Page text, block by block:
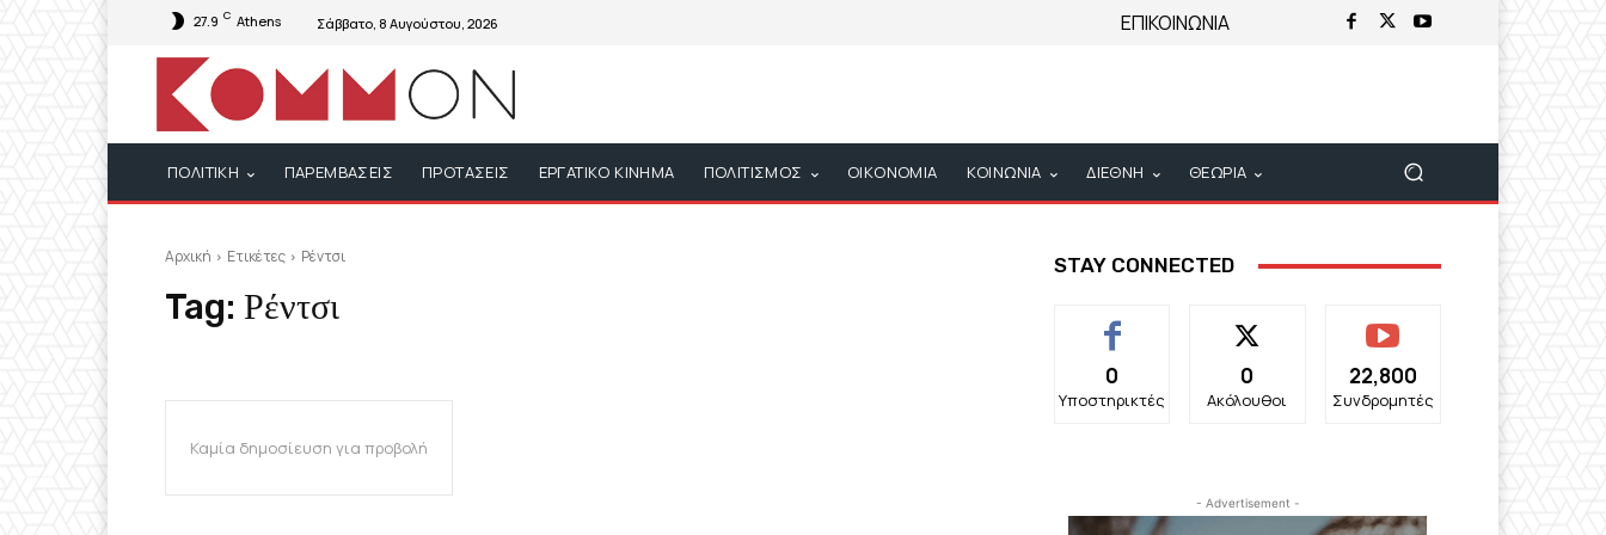
27.9 C Athens Σάββατο, 8 Αυγούστου, 2026 ΕΠΙΚΟΙΝΩΝΙΑ
ΠΟΛΙΤΙΚΗ ΠΑΡΕΜΒΑΣΕΙΣ ΠΡΟΤΑΣΕΙΣ ΕΡΓΑΤΙΚΟ ΚΙΝΗΜΑ ΠΟΛΙΤΙΣΜΟΣ ΟΙΚΟΝΟΜΙΑ ΚΟΙΝΩΝΙΑ ΔΙΕΘΝΗ ΘΕΩΡΙΑ
Αρχική Ετικέτες Ρέντσι
Tag: Ρέντσι
Καμία δημοσίευση για προβολή
STAY CONNECTED
0
Υποστηρικτές
0
Ακόλουθοι
22,800
Συνδρομητές
- Advertisement -